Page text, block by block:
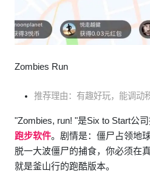
Zombies Run
推荐理由：有趣好玩，能调动
"Zombies, run! "是Six to Start公
跑步软件。剧情是：僵尸占领地
脱一大波僵尸的捕食，你必须在
就是釜山行的跑酷版本。